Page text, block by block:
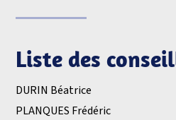
Liste des
DURIN Béatrice
PLANQUES Frédéric